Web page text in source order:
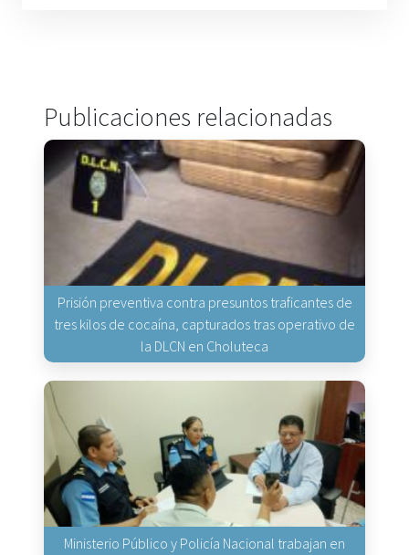
Publicaciones relacionadas
Prisión preventiva contra presuntos traficantes de
tres kilos de cocaína, capturados tras operativo de
la DLCN en Choluteca
Ministerio Público y Policía Nacional trabajan en